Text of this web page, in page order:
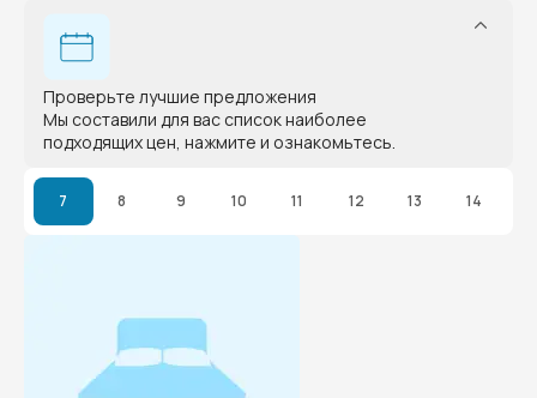
Проверьте лучшие предложения
Мы составили для вас список наиболее
подходящих цен, нажмите и ознакомьтесь.
7 8 9 10 11 12 13 14